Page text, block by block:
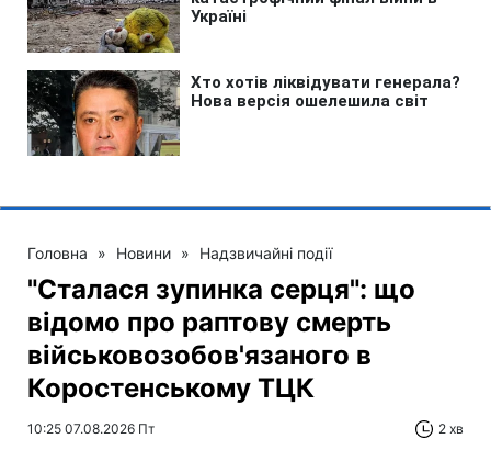
Головна » Новини » Надзвичайні події
"Сталася зупинка серця": що
відомо про раптову смерть
військовозобов'язаного в
Коростенському ТЦК
10:25 07.08.2026 Пт 2 хв